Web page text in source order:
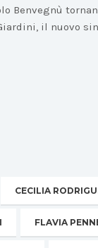
Benvegnù
il nuovo
CECILIA
FLAVIA